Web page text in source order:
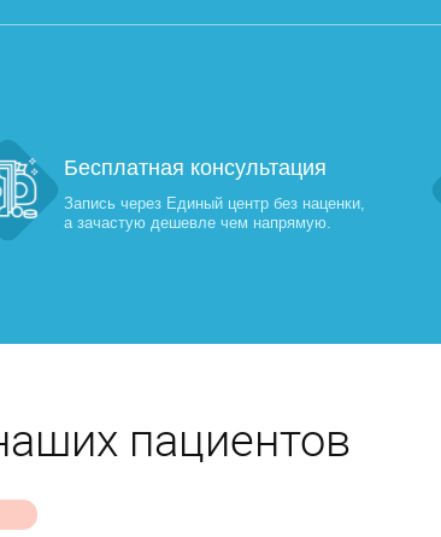
Бесплатная консультация
Запись через Единый центр без наценки,
а зачастую дешевле чем напрямую.
пациентов